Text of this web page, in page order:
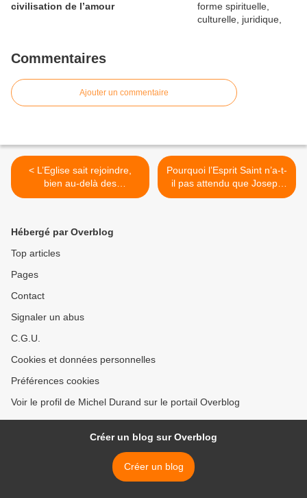
civilisation de l’amour
Commentaires
Ajouter un commentaire
< L’Eglise sait rejoindre,
bien au-delà des
pratiquants, les gens dans
au quotidien
Pourquoi l’Esprit Saint n’a-t-
il pas attendu que Joseph
et Marie vivent ensemble. Il
Hébergé par Overblog
Top articles
Pages
Contact
Signaler un abus
C.G.U.
Cookies et données personnelles
Préférences cookies
Voir le profil de Michel Durand sur le portail Overblog
Créer un blog sur Overblog
Créer un blog